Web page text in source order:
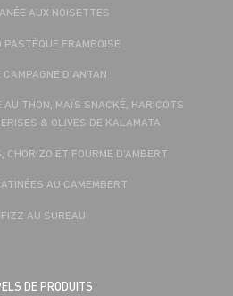
AUX NOISETTES
PASTÈQUE FRAMBOISE
CAMPAGNE D'ANTAN
AU THON, MAÏS SNACKÉ, HARICOTS
& OLIVES DE KALAMATA
CHORIZO ET FOURME D’AMBERT
AU CAMEMBERT
FIZZ AU SUREAU
DE PRODUITS